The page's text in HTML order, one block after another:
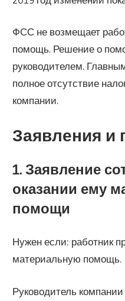
ФСС не возмещает
помощь. Решение о
руководителем.
полное отсутствие
компании.
Заявления и
1. Заявление
оказании ему
помощи
Нужен если: работник
материальную помощь.
Руководитель